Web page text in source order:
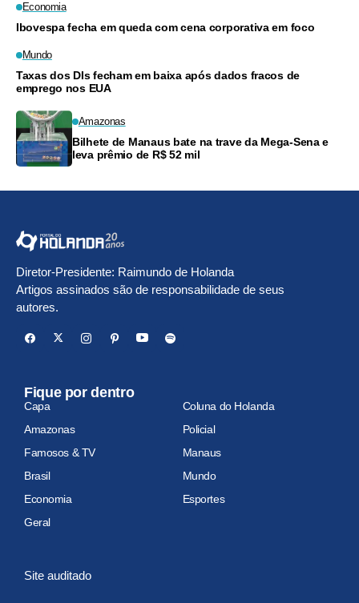
Economia
Ibovespa fecha em queda com cena corporativa em foco
Mundo
Taxas dos DIs fecham em baixa após dados fracos de
emprego nos EUA
Amazonas
Bilhete de Manaus bate na trave da Mega-Sena e
leva prêmio de R$ 52 mil
Diretor-Presidente: Raimundo de Holanda
Artigos assinados são de responsabilidade de seus
autores.
Fique por dentro
Capa
Coluna do Holanda
Amazonas
Policial
Famosos & TV
Manaus
Brasil
Mundo
Economia
Esportes
Geral
Site auditado